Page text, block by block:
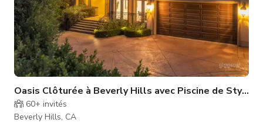
Oasis Clôturée à Beverly Hills avec Piscine de Style
60+ invités
Beverly Hills, CA